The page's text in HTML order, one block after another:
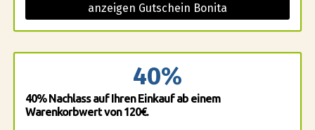
anzeigen Gutschein Bonita
40%
40% Nachlass auf Ihren Einkauf ab einem
Warenkorbwert von 120€.